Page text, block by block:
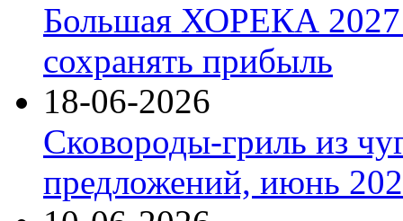
Большая ХОРЕКА 2027:
сохранять прибыль
18-06-2026
Сковороды-гриль из
предложений, июнь